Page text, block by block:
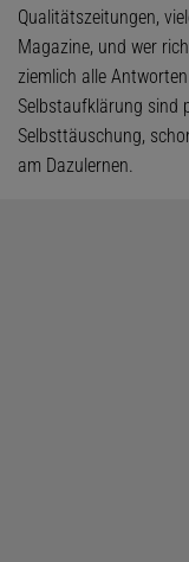
Qualitätszeitungen,
Magazine, und wer
ziemlich alle
Selbstaufklärung sind
Selbsttäuschung,
am Dazulernen.